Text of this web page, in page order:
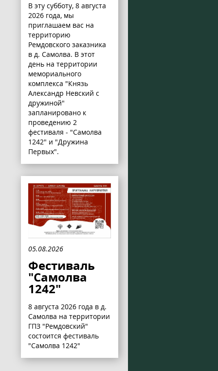
В эту субботу, 8 августа
2026 года, мы
приглашаем вас на
территорию
Ремдовского заказника
в д. Самолва. В этот
день на территории
мемориального
комплекса "Князь
Александр Невский с
дружиной"
запланировано к
проведению 2
фестиваля - "Самолва
1242" и "Дружина
Первых".
05.08.2026
Фестиваль
"Самолва
1242"
8 августа 2026 года в д.
Самолва на территории
ГПЗ "Ремдовский"
состоится фестиваль
"Самолва 1242"